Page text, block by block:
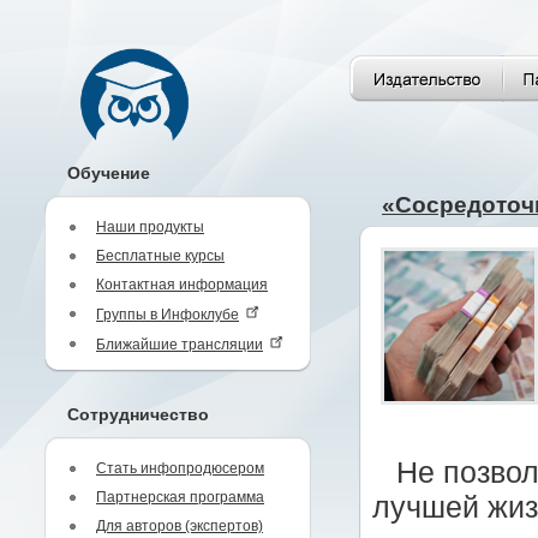
Обучение
Наши продукты
Бесплатные курсы
Контактная информация
Группы в Инфоклубе
Ближайшие трансляции
Сотрудничество
Стать инфопродюсером
Партнерская программа
Для авторов (экспертов)
Не
лучшей